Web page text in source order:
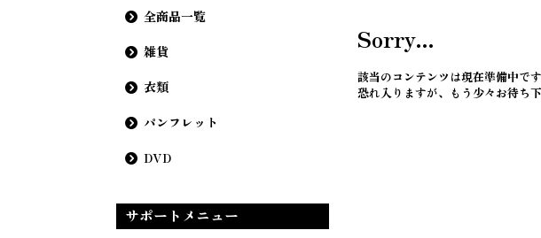
全商品一覧
雑貨
衣類
パンフレット
DVD
サポートメニュー
Sorry...
該当のコンテンツは現在準備中です
恐れ入りますが、もう少々お待ち下